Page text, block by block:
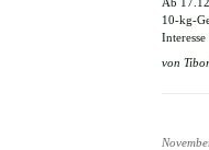
10-kg-
von